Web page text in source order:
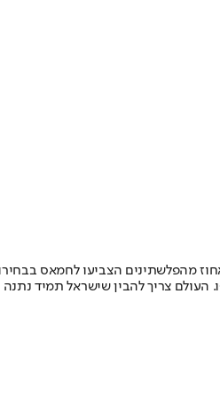
סיפר לכתב הספרדי כי בגלל הציוץ שבו העליב את בנזמה, הוא
צריך להבין שישראל תמיד